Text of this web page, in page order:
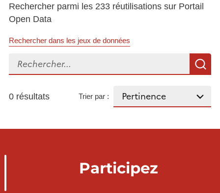
Rechercher parmi les 233 réutilisations sur Portail
Open Data
Rechercher dans les jeux de données
Rechercher...
0 résultats Trier par :
Participez